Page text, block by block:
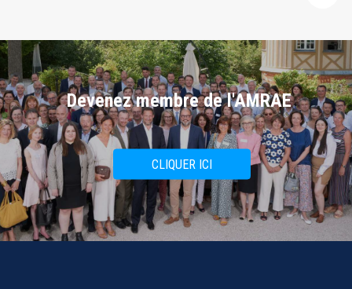
Devenez membre de l'AMRAE
CLIQUER ICI